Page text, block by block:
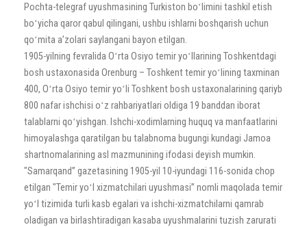
Pochta-telegraf uyushmasining Turkiston boʻlimini tashkil etish
boʻyicha qaror qabul qilingani, ushbu ishlarni boshqarish uchun
qoʻmita aʼzolari saylangani bayon etilgan.
1905-yilning fevralida Oʻrta Osiyo temir yoʻllarining Toshkentdagi
bosh ustaxonasida Orenburg – Toshkent temir yoʻlining taxminan
400, Oʻrta Osiyo temir yoʻli Toshkent bosh ustaxonalarining qariyb
800 nafar ishchisi oʻz rahbariyatlari oldiga 19 banddan iborat
talablarni qoʻyishgan. Ishchi-xodimlarning huquq va manfaatlarini
himoyalashga qaratilgan bu talabnoma bugungi kundagi Jamoa
shartnomalarining asl mazmunining ifodasi deyish mumkin.
"Samarqand” gazetasining 1905-yil 10-iyundagi 116-sonida chop
etilgan "Temir yoʻl xizmatchilari uyushmasi” nomli maqolada temir
yoʻl tizimida turli kasb egalari va ishchi-xizmatchilarni qamrab
oladigan va birlashtiradigan kasaba uyushmalarini tuzish zarurati